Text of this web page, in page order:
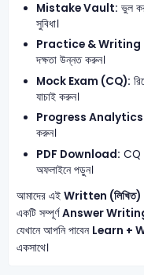
Mistake Vault: ভুল
সুবিধা।
Practice & Writing
দক্ষতা উন্নত করুন।
Mock Exam (CQ):
যাচাই করুন।
Progress
করুন।
PDF Download: CQ
অফলাইনে পড়ুন।
আমাদের এই Written
একটি সম্পূর্ণAnswer
যেখানে আপনি পাবেন Learn +
একসাথে।